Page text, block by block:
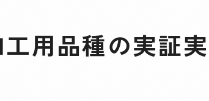
用品種の実証